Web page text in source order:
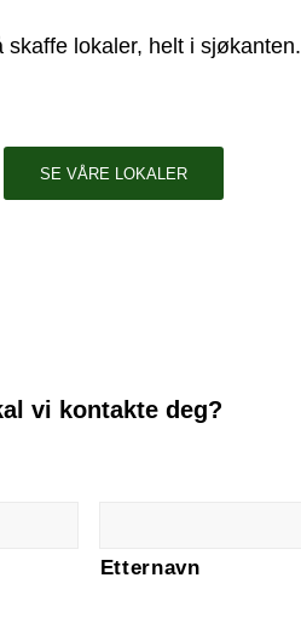
lokaler, helt i sjøkanten.
SE VÅRE LOKALER
vi kontakte deg?
Etternavn